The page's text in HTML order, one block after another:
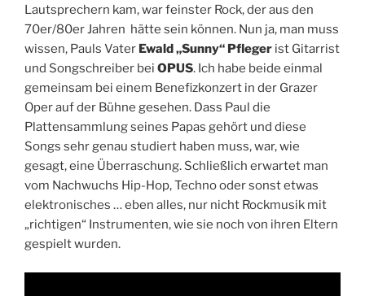
Lautsprechern kam, war feinster Rock, der aus den
70er/80er Jahren hätte sein können. Nun ja, man muss
wissen, Pauls Vater Ewald „Sunny“ Pfleger ist Gitarrist
und Songschreiber bei OPUS. Ich habe beide einmal
gemeinsam bei einem Benefizkonzert in der Grazer
Oper auf der Bühne gesehen. Dass Paul die
Plattensammlung seines Papas gehört und diese
Songs sehr genau studiert haben muss, war, wie
gesagt, eine Überraschung. Schließlich erwartet man
vom Nachwuchs Hip-Hop, Techno oder sonst etwas
elektronisches … eben alles, nur nicht Rockmusik mit
„richtigen“ Instrumenten, wie sie noch von ihren Eltern
gespielt wurden.